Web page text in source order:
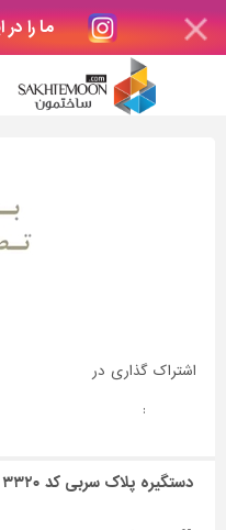
ما را
اشتراک گذاری در
:
دستگیره پلاک سربی کد ۳۳۲۰ کلون